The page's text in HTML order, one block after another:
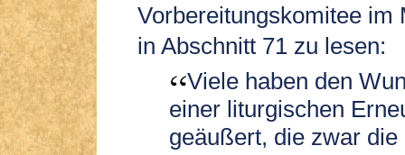
Vorbereitungskomitee im
in Abschnitt 71 zu lesen:
Viele haben den
einer liturgischen
geäußert, die zwar die